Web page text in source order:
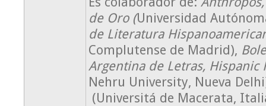
de Oro (Universidad
de Literatura
Complutense de Madrid),
Argentina de Letras,
Nehru University, Nueva
(Universitá de Macerata,